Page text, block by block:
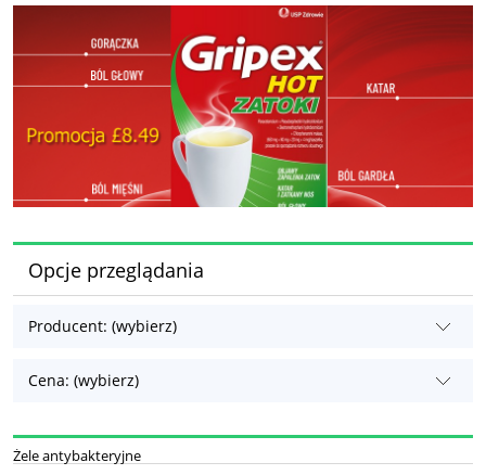
Opcje przeglądania
Producent: (wybierz)
Cena: (wybierz)
Żele antybakteryjne